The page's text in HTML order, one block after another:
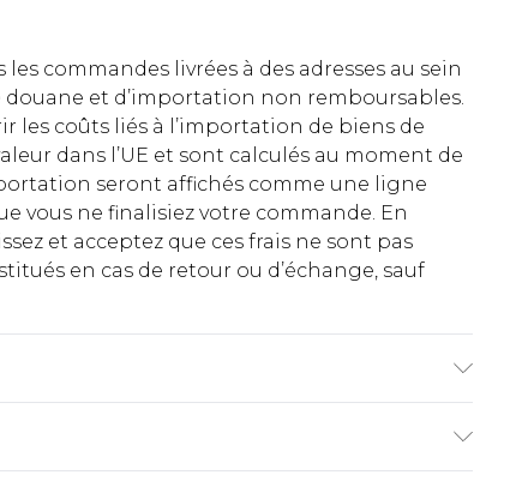
commandes livrées à des adresses au sein
douane et d’importation non remboursables.
les coûts liés à l’importation de biens de
dans l’UE et sont calculés au moment de
seront affichés comme une ligne
vous ne finalisiez votre commande. En
et acceptez que ces frais ne sont pas
en cas de retour ou d’échange, sauf